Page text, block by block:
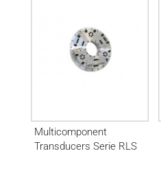
Multicomponent
Transducers Serie RLS